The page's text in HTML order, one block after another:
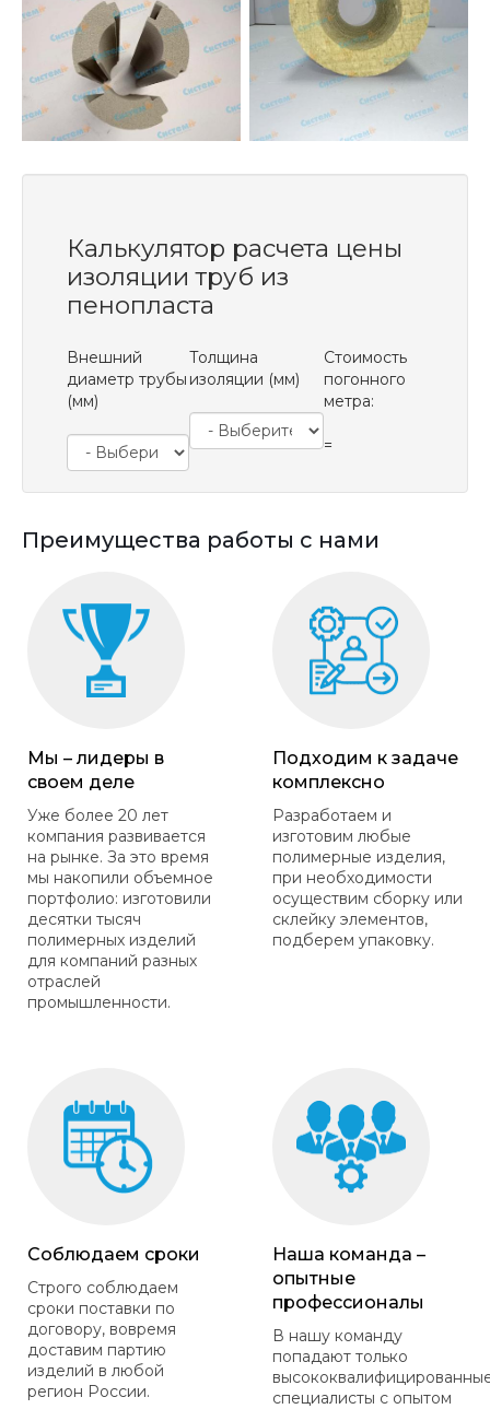
Калькулятор расчета цены
изоляции труб из
пенопласта
Внешний
диаметр трубы
(мм)
Толщина
изоляции (мм)
Стоимость
погонного
метра:
=
Преимущества работы с нами
Мы – лидеры в
своем деле
Уже более 20 лет
компания развивается
на рынке. За это время
мы накопили объемное
портфолио: изготовили
десятки тысяч
полимерных изделий
для компаний разных
отраслей
промышленности.
Подходим к задаче
комплексно
Разработаем и
изготовим любые
полимерные изделия,
при необходимости
осуществим сборку или
склейку элементов,
подберем упаковку.
Соблюдаем сроки
Строго соблюдаем
сроки поставки по
договору, вовремя
доставим партию
изделий в любой
регион России.
Наша команда –
опытные
профессионалы
В нашу команду
попадают только
специалисты с опытом